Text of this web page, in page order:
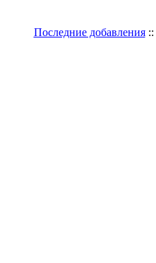
Последние добавления::